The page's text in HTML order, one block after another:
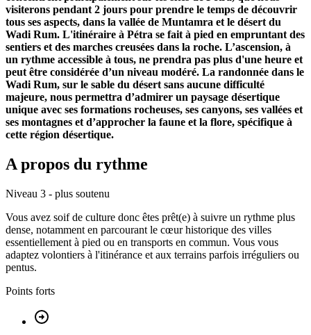
visiterons pendant 2 jours pour prendre le temps de découvrir
tous ses aspects, dans la vallée de Muntamra et le désert du
Wadi Rum. L'itinéraire à Pétra se fait à pied en empruntant des
sentiers et des marches creusées dans la roche. L’ascension, à
un rythme accessible à tous, ne prendra pas plus d'une heure et
peut être considérée d’un niveau modéré. La randonnée dans le
Wadi Rum, sur le sable du désert sans aucune difficulté
majeure, nous permettra d’admirer un paysage désertique
unique avec ses formations rocheuses, ses canyons, ses vallées et
ses montagnes et d’approcher la faune et la flore, spécifique à
cette région désertique.
A propos du rythme
Niveau 3 - plus soutenu
Vous avez soif de culture donc êtes prêt(e) à suivre un rythme plus
dense, notamment en parcourant le cœur historique des villes
essentiellement à pied ou en transports en commun. Vous vous
adaptez volontiers à l'itinérance et aux terrains parfois irréguliers ou
pentus.
Points forts